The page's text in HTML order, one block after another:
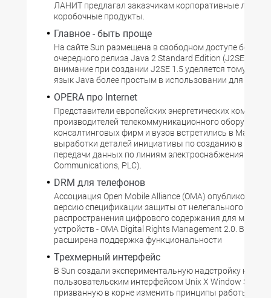
ЛАНИТ предлагал заказчикам корпоративные
коробочные продукты.
Главное - быть проще
На сайте Sun размещена в свободном доступе бета-
очередного релиза Java 2 Standard Edition (J2SE).
внимание при создании J2SE 1.5 уделяется тому,
язык Java более простым в использовании для
OPERA про Internet
Представители европейских энергетических
производителей телекоммуникационного
консалтинговых фирм и вузов встретились в
выработки деталей инициативы по созданию в ЕС
передачи данных по линиям электроснабжения
Communications, PLC).
DRM для телефонов
Ассоциация Open Mobile Alliance (OMA) опубликовала
версию спецификации защиты от нелегального
распространения цифрового содержания для
устройств - OMA Digital Rights Management 2.0. В OMA
расширена поддержка функциональности
Трехмерный интерфейс
В Sun создали экспериментальную надстройку над
пользовательским интерфейсом Unix X Window
призванную в корне изменить принципы работы с